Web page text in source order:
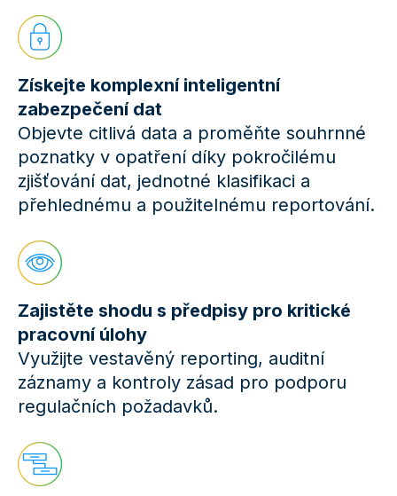
Získejte komplexní inteligentní
zabezpečení dat
Objevte citlivá data a proměňte souhrnné
poznatky v opatření díky pokročilému
zjišťování dat, jednotné klasifikaci a
přehlednému a použitelnému reportování.
Zajistěte shodu s předpisy pro kritické
pracovní úlohy
Využijte vestavěný reporting, auditní
záznamy a kontroly zásad pro podporu
regulačních požadavků.